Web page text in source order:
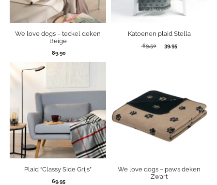
We love dogs – teckel deken
Beige
89,90
Katoenen plaid Stella
69,50
Oorspronkelijke
39,95Huidige
Plaid “Classy Side Grijs”
69,95
We love dogs – paws deken
Zwart